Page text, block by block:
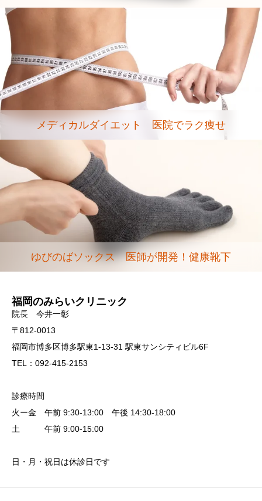
メディカルダイエット 医院でラク痩せ
ゆびのばソックス 医師が開発！健康靴下
福岡のみらいクリニック
院長 今井一彰
〒812-0013
福岡市博多区博多駅東1-13-31 駅東サンシティビル6F
TEL：092-415-2153
診療時間
火ー金 午前 9:30-13:00 午後 14:30-18:00
土 午前 9:00-15:00
日・月・祝日は休診日です